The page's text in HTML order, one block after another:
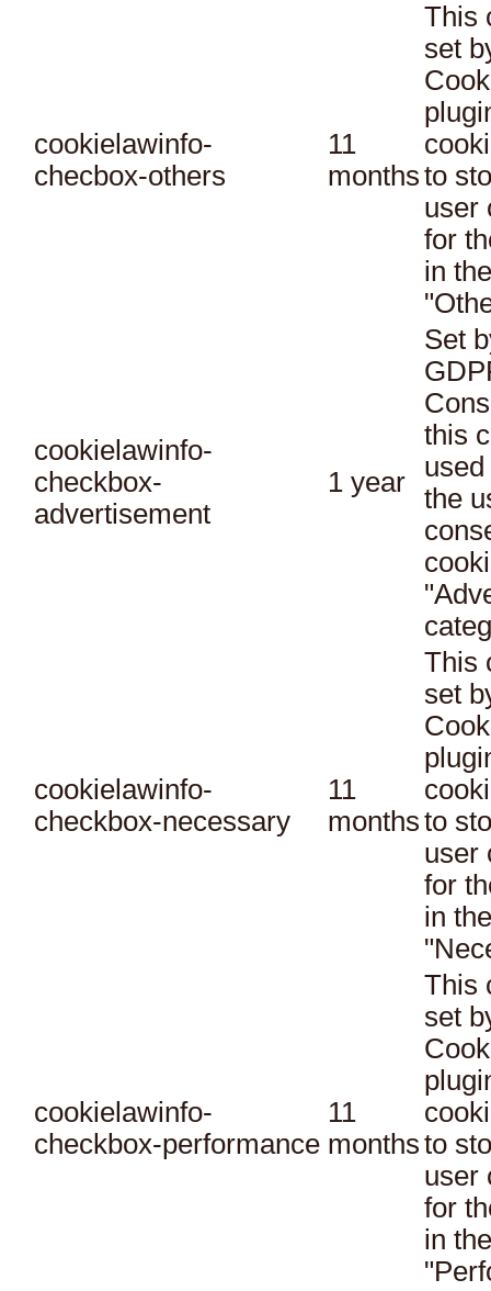
cookielawinfo-
checbox-others
11
months
This
set
to
user
for
in
cookielawinfo-
checkbox-
advertisement
1 year
Set
this
the
cookielawinfo-
checkbox-necessary
11
months
This
set
to
user
for
in
cookielawinfo-
checkbox-performance
11
months
This
set
to
user
for
in